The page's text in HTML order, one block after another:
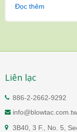
Đọc thêm
Liên lạc
886-2-2662-9292
info@blowtac.com.tw
3B40, 3 F., No. 5,